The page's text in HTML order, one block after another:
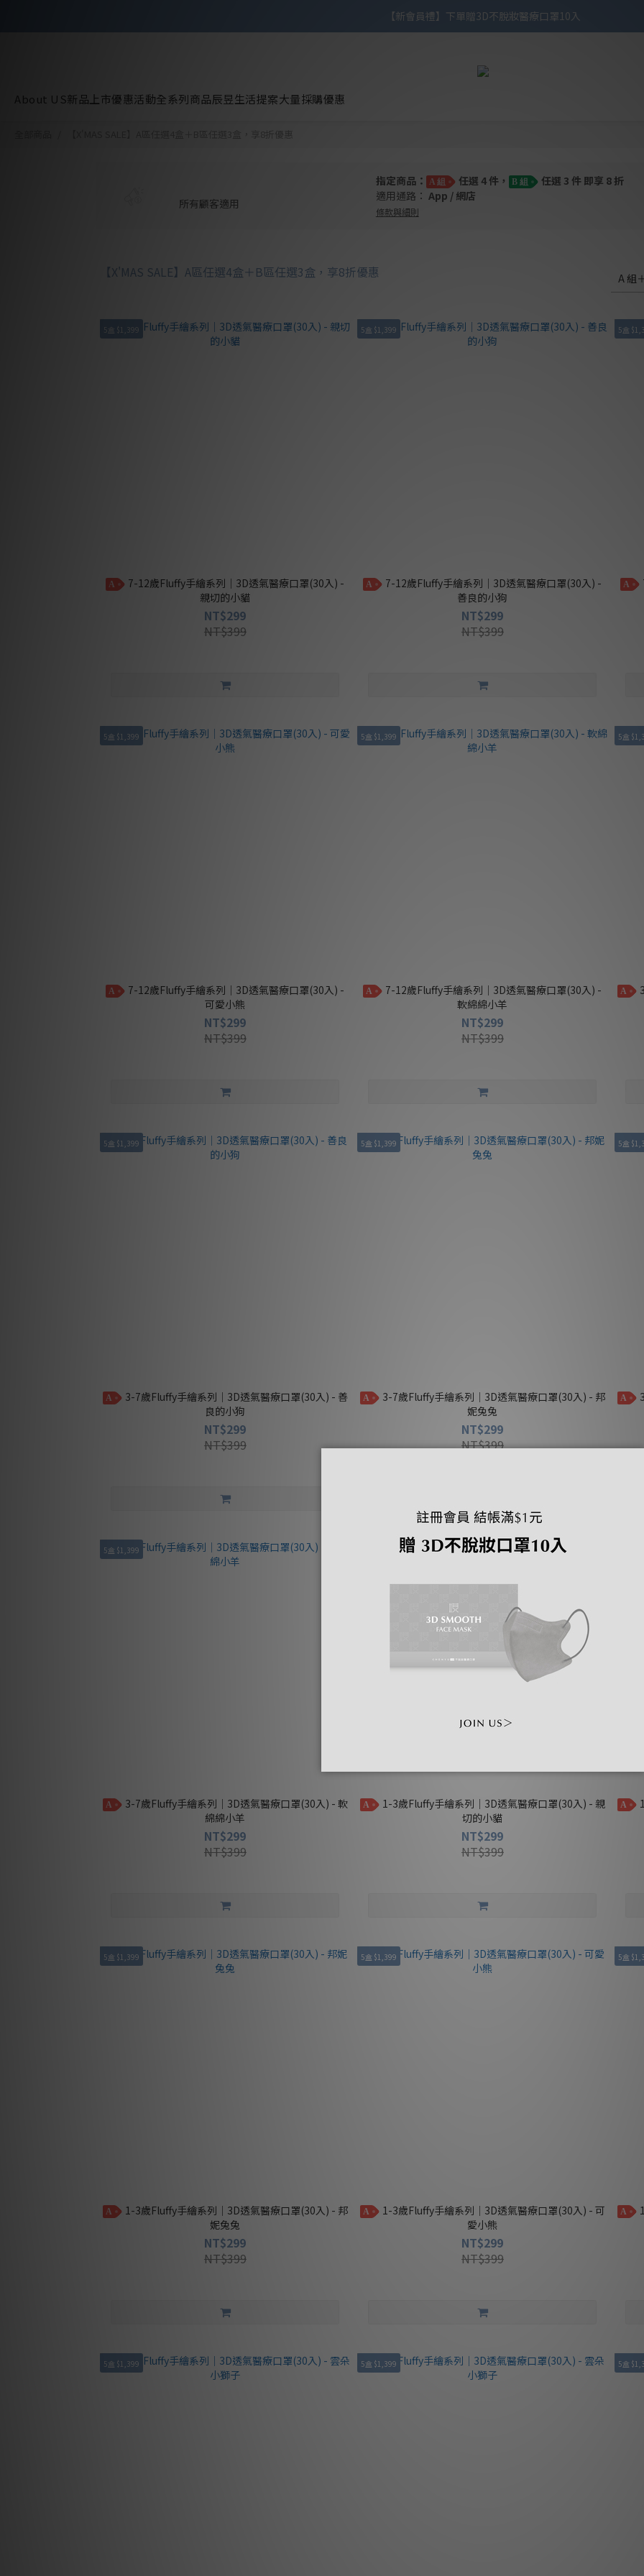
【滿額禮】滿$1,299贈3天2夜洗卸旅行組，滿$1,999再贈3D涼感醫療口
【新會員禮】下單贈3D不脫妝醫療口罩10入
About US新品上市優惠活動全系列商品辰昱生活提案大量採購優惠
【X'MAS SALE】A區任選4盒＋B區任選3盒，享8折優惠
所有顧客適用
指定商品： A 組 任選 4 件， B 組
任選 3 件 即享 8 折
適用通路： App / 網店
條款與細則
【X'MAS SALE】A區任選4盒＋B區任選3盒，享8折優惠 A 組
5盒 $1,399
A
親切的小貓
NT$299
NT$399
5盒 $1,399
A
善良的小狗
NT$299
NT$399
5盒
A
5盒 $1,399
A
可愛小熊
NT$299
NT$399
5盒 $1,399
A
軟綿綿小羊
NT$299
NT$399
5盒
A
5盒 $1,399
A
良的小狗
NT$299
NT$399
5盒 $1,399
A
妮兔兔
NT$299
NT$399
5盒
A
5盒 $1,399
A
綿綿小羊
NT$299
NT$399
A
切的小貓
NT$299
NT$399
A
5盒 $1,399
A
妮兔兔
NT$299
NT$399
5盒 $1,399
A
愛小熊
NT$299
NT$399
5盒
A
5盒 $1,399 5盒 $1,399 5盒